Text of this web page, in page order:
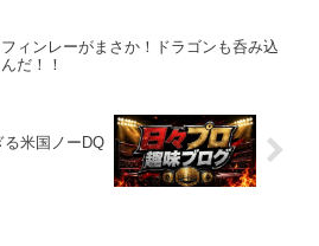
フィンレーがまさか！ドラゴンも呑み込
んだ！！
米国ノーDQ